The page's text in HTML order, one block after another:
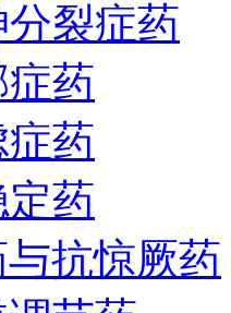
裂症药
药
药
药
抗惊厥药